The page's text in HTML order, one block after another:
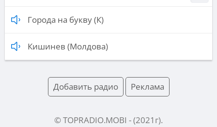
Города на букву (К)
Кишинев (Молдова)
Добавить радио Реклама
© TOPRADIO.MOBI - (2021 г).